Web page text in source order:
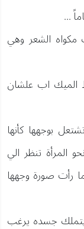
...
مكواه الشعر وهي
اب علشان
بوجهها كأنها
المرأة تنظر الي
رأت صورة وجهها
يتملك جسده يرغب